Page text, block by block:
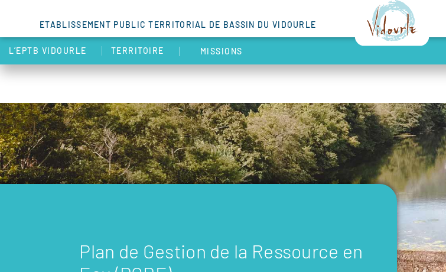
ETABLISSEMENT PUBLIC TERRITORIAL DE BASSIN DU VIDOURLE
L’EPTB VIDOURLE TERRITOIRE MISSIONS
Plan de Gestion de la Ressource en